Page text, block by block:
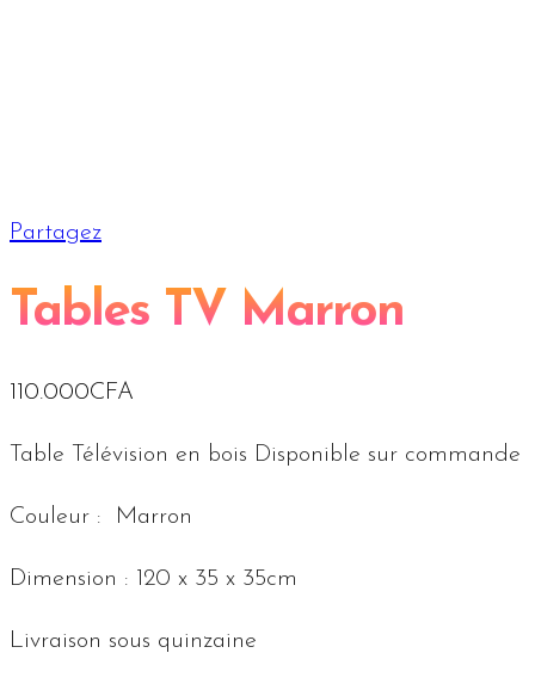
Partagez
Tables TV Marron
110.000CFA
Table Télévision en bois Disponible sur commande
Couleur : Marron
Dimension : 120 x 35 x 35cm
Livraison sous quinzaine